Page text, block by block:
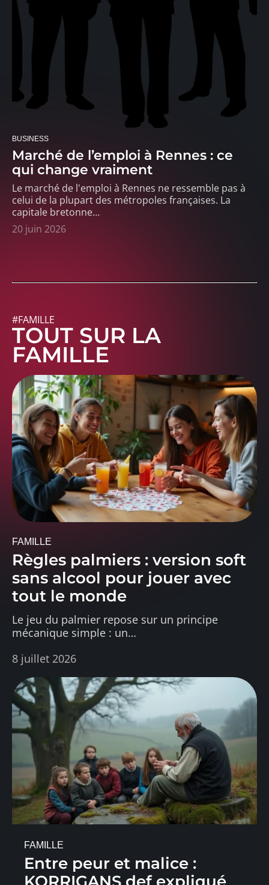
BUSINESS
Marché de l’emploi à Rennes : ce
qui change vraiment
Le marché de l'emploi à Rennes ne ressemble pas à
celui de la plupart des métropoles françaises. La
capitale bretonne…
20 juin 2026
#FAMILLE
TOUT SUR LA
FAMILLE
FAMILLE
Règles palmiers : version soft
sans alcool pour jouer avec
tout le monde
Le jeu du palmier repose sur un principe
mécanique simple : un…
8 juillet 2026
FAMILLE
Entre peur et malice :